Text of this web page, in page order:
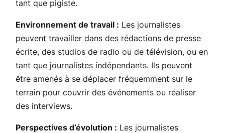
tant que pigiste.
Environnement de travail : Les journalistes
peuvent travailler dans des rédactions de presse
écrite, des studios de radio ou de télévision, ou en
tant que journalistes indépendants. Ils peuvent
être amenés à se déplacer fréquemment sur le
terrain pour couvrir des événements ou réaliser
des interviews.
Perspectives d’évolution : Les journalistes